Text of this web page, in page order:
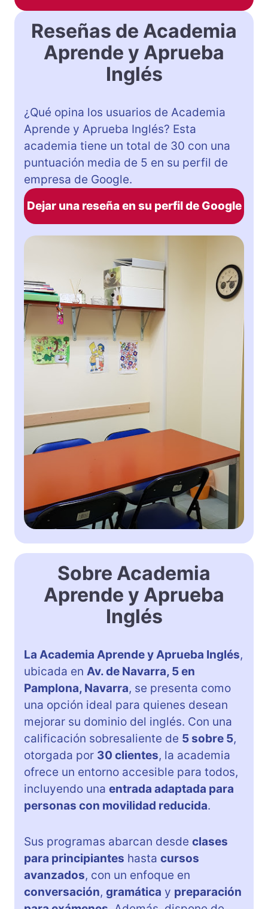
Reseñas de Academia
Aprende y Aprueba
Inglés
¿Qué opina los usuarios de Academia
Aprende y Aprueba Inglés? Esta
academia tiene un total de 30 con una
puntuación media de 5 en su perfil de
empresa de Google.
Dejar una reseña en su perfil de Google
Sobre Academia
Aprende y Aprueba
Inglés
La Academia Aprende y Aprueba Inglés,
ubicada en Av. de Navarra, 5 en
Pamplona, Navarra, se presenta como
una opción ideal para quienes desean
mejorar su dominio del inglés. Con una
calificación sobresaliente de 5 sobre 5,
otorgada por 30 clientes, la academia
ofrece un entorno accesible para todos,
incluyendo una entrada adaptada para
personas con movilidad reducida.
Sus programas abarcan desde clases
para principiantes hasta cursos
avanzados, con un enfoque en
conversación, gramática y preparación